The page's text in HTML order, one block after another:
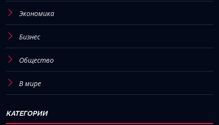
Экономика
Бизнес
Общество
В мире
КАТЕГОРИИ